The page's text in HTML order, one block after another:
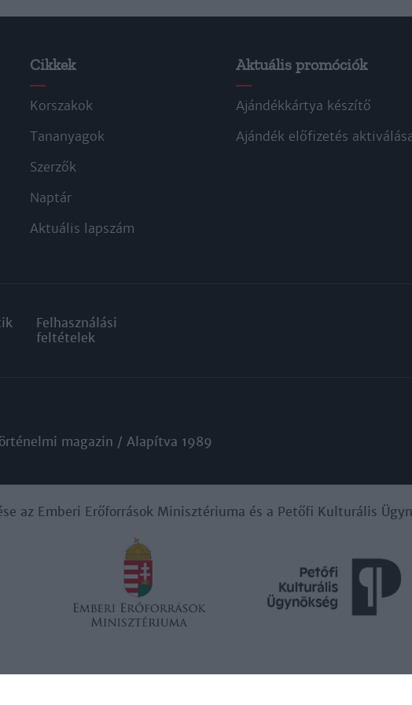
Cikkek
Korszakok
Tananyagok
Szerzők
Naptár
Aktuális lapszám
Aktuális promóciók
Ajándékkártya készítő
Ajándék előfizetés
Felhasználási
feltételek
magazin / Alapítva 1989
az Emberi Erőforrások Minisztériuma és a Petőfi Kulturális